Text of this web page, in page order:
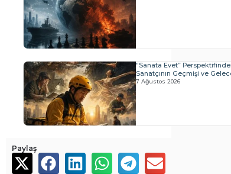
"Sanata Evet”
Sanatçının Geçmişi ve
7 Ağustos 2026
Paylaş